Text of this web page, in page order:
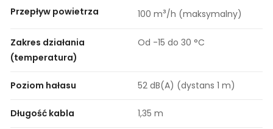
Przepływ powietrza 100 m³/h (maksymalny)
Zakres działania
(temperatura)
Od -15 do 30 °C
Poziom hałasu 52 dB(A) (dystans 1 m)
Długość kabla 1,35 m